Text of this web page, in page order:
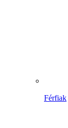
Férfiak